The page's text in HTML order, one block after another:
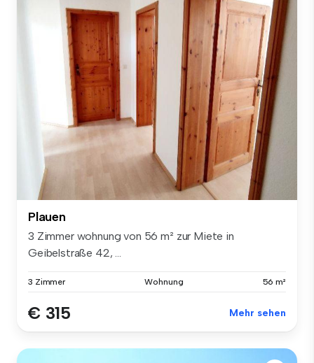
Plauen
3 Zimmer wohnung von 56 m² zur Miete in
Geibelstraße 42, ...
3 Zimmer Wohnung 56 m²
€ 315 Mehr sehen